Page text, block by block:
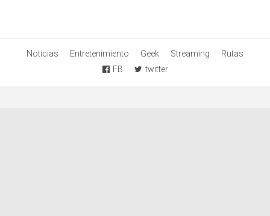
Noticias Entretenimiento Geek Streaming
Rutas
FB
twitter